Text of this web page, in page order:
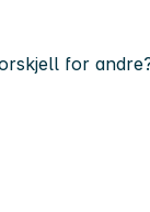
for